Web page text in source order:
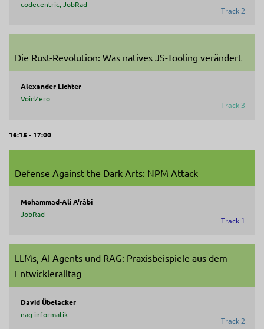
codecentric, JobRad
Track 2
Die Rust-Revolution: Was natives JS-Tooling verändert
Alexander Lichter
VoidZero
Track 3
16:15 - 17:00
Defense Against the Dark Arts: NPM Attack
Mohammad-Ali A'râbi
JobRad
Track 1
LLMs, AI Agents und RAG: Praxisbeispiele aus dem
Entwickleralltag
David Übelacker
nag informatik
Track 2